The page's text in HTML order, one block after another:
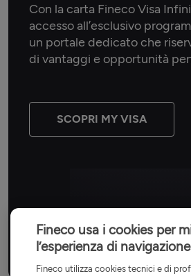
Con la carta Fineco Visa
accesso all’esclusivo
un portale dedicato che
di vantaggi e opportunità
SCOPRI MY VISA
Fineco usa i cookies per
l’esperienza di navigazione
Fineco utilizza cookies tecnici e di